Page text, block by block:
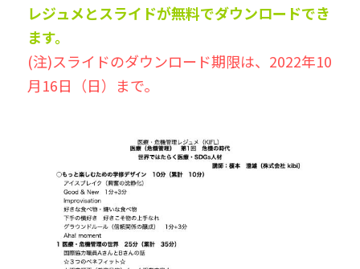
レジュメとスライドが無料でダウンロードでき
ます。
(注)スライドのダウンロード期限は、2022年10
月16日（日）まで。